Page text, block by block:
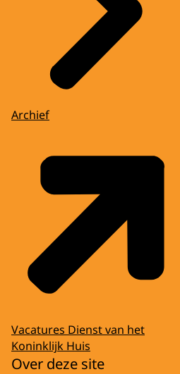
Archief
Vacatures Dienst van het
Koninklijk Huis
Over deze site